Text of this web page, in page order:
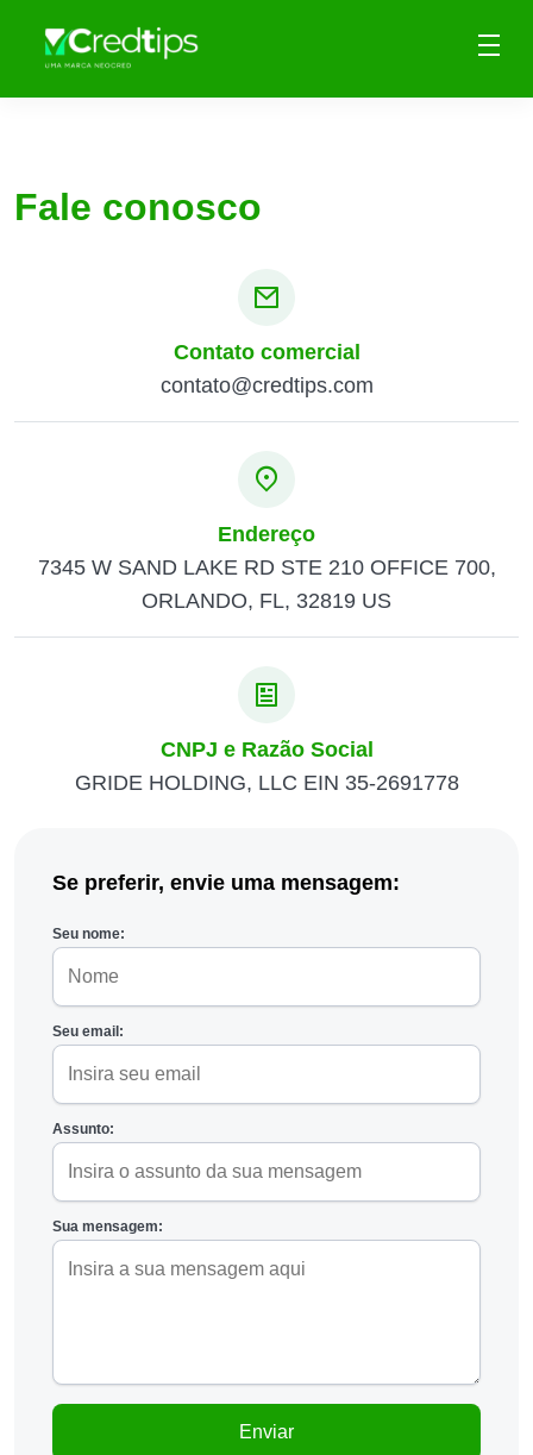
Fale conosco
Contato comercial
contato@credtips.com
Endereço
7345 W SAND LAKE RD STE 210 OFFICE 700,
ORLANDO, FL, 32819 US
CNPJ e Razão Social
GRIDE HOLDING, LLC EIN 35-2691778
Se preferir, envie uma mensagem:
Seu nome:
Seu email:
Assunto:
Sua mensagem: